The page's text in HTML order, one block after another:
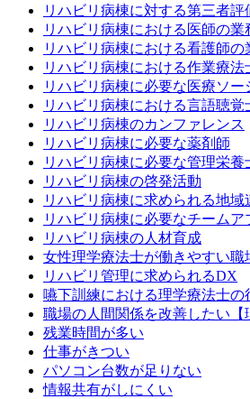
リハビリ病棟に対する第三者評
リハビリ病棟における医師の業
リハビリ病棟における看護師の
リハビリ病棟における作業療法
リハビリ病棟に必要な医療ソー
リハビリ病棟における言語聴覚
リハビリ病棟のカンファレンス
リハビリ病棟に必要な薬剤師
リハビリ病棟に必要な管理栄養
リハビリ病棟の啓発活動
リハビリ病棟に求められる地域
リハビリ病棟に必要なチームア
リハビリ病棟の人材育成
女性理学療法士が働きやすい職
リハビリ管理に求められるDX
嚥下訓練における理学療法士の
職場の人間関係を改善したい【
残業時間が多い
仕事がきつい
パソコン台数が足りない
情報共有がしにくい